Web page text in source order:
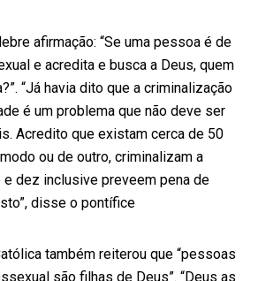
afirmação: “Se uma pessoa é de
e acredita e busca a Deus, quem
“Já havia dito que a criminalização
é um problema que não deve ser
Acredito que existam cerca de 50
ou de outro, criminalizam a
dez inclusive preveem pena de
disse o pontífice
também reiterou que “pessoas
são filhas de Deus”. “Deus as